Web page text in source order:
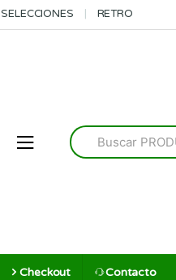
SELECCIONES RETRO
Search
for:
Checkout Contacto